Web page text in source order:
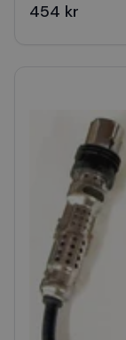
454 kr